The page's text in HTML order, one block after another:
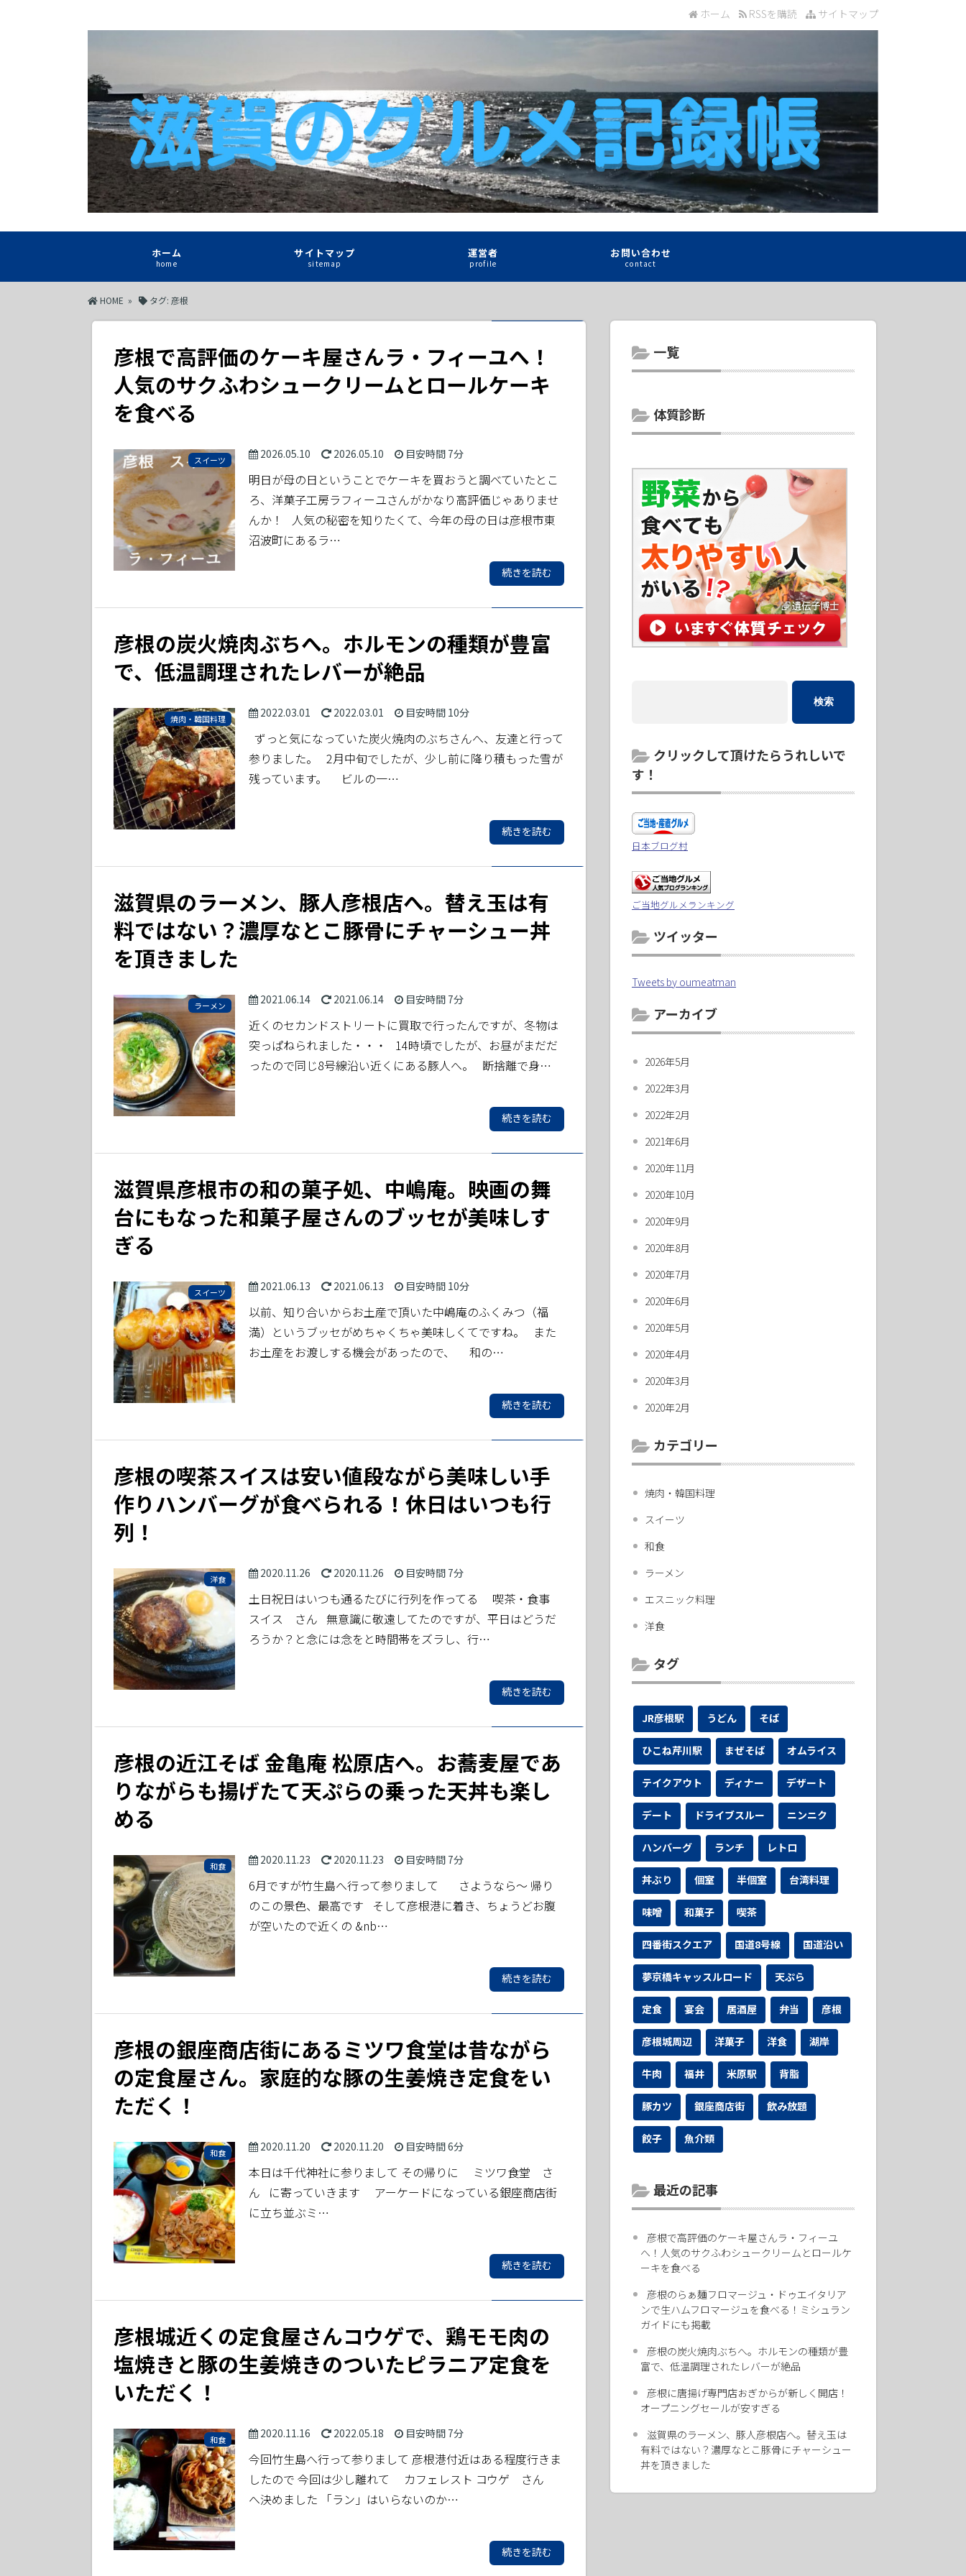
サイトマップ
RSSを購読
ホーム
ホーム
home
サイトマップ
sitemap
運営者
profile
お問い合わせ
contact
HOME » タグ: 彦根
彦根で高評価のケーキ屋さんラ・フィーユへ！
人気のサクふわシュークリームとロールケーキ
を食べる
スイーツ 2026.05.10 2026.05.10 目安時間 7分
明日が母の日ということでケーキを買おうと調べていたとこ
ろ、洋菓子工房ラフィーユさんがかなり高評価じゃありませ
んか！ 人気の秘密を知りたくて、今年の母の日は彦根市東
沼波町にあるラ…
続きを読む
彦根の炭火焼肉ぶちへ。ホルモンの種類が豊富
で、低温調理されたレバーが絶品
焼肉・韓国料理 2022.03.01 2022.03.01 目安時間 10分
ずっと気になっていた炭火焼肉のぶちさんへ、友達と行って
参りました。 2月中旬でしたが、少し前に降り積もった雪が
残っています。 ビルの一…
続きを読む
滋賀県のラーメン、豚人彦根店へ。替え玉は有
料ではない？濃厚なとこ豚骨にチャーシュー丼
を頂きました
ラーメン 2021.06.14 2021.06.14 目安時間 7分
近くのセカンドストリートに買取で行ったんですが、冬物は
突っぱねられました・・・ 14時頃でしたが、お昼がまだだ
ったので同じ8号線沿い近くにある豚人へ。 断捨離で身…
続きを読む
滋賀県彦根市の和の菓子処、中嶋庵。映画の舞
台にもなった和菓子屋さんのブッセが美味しす
ぎる
スイーツ 2021.06.13 2021.06.13 目安時間 10分
以前、知り合いからお土産で頂いた中嶋庵のふくみつ（福
満）というブッセがめちゃくちゃ美味しくてですね。 また
お土産をお渡しする機会があったので、 和の…
続きを読む
彦根の喫茶スイスは安い値段ながら美味しい手
作りハンバーグが食べられる！休日はいつも行
列！
洋食 2020.11.26 2020.11.26 目安時間 7分
土日祝日はいつも通るたびに行列を作ってる 喫茶・食事
スイス さん 無意識に敬遠してたのですが、平日はどうだ
ろうか？と念には念をと時間帯をズラし、行…
続きを読む
彦根の近江そば 金亀庵 松原店へ。お蕎麦屋であ
りながらも揚げたて天ぷらの乗った天丼も楽し
める
和食 2020.11.23 2020.11.23 目安時間 7分
6月ですが竹生島へ行って参りまして さようなら～ 帰り
のこの景色、最高です そして彦根港に着き、ちょうどお腹
が空いたので近くの &nb…
続きを読む
彦根の銀座商店街にあるミツワ食堂は昔ながら
の定食屋さん。家庭的な豚の生姜焼き定食をい
ただく！
和食 2020.11.20 2020.11.20 目安時間6分
本日は千代神社に参りまして その帰りに ミツワ食堂 さ
ん に寄っていきます アーケードになっている銀座商店街
に立ち並ぶミ…
続きを読む
彦根城近くの定食屋さんコウゲで、鶏モモ肉の
塩焼きと豚の生姜焼きのついたピラニア定食を
いただく！
和食 2020.11.16 2022.05.18 目安時間 7分
今回竹生島へ行って参りまして 彦根港付近はある程度行きま
したので 今回は少し離れて カフェレスト コウゲ さん
へ決めました 「ラン」はいらないのか…
続きを読む
一覧
体質診断
クリックして頂けたらうれしいで
す！
日本ブログ村
ご当地グルメランキング
ツイッター
Tweets by oumeatman
アーカイブ
2026年5月
2022年3月
2022年2月
2021年6月
2020年11月
2020年10月
2020年9月
2020年8月
2020年7月
2020年6月
2020年5月
2020年4月
2020年3月
2020年2月
カテゴリー
焼肉・韓国料理
スイーツ
和食
ラーメン
エスニック料理
洋食
タグ
JR彦根駅 うどん そば
ひこね芹川駅 まぜそば オムライス
テイクアウト ディナー デザート
デート ドライブスルー ニンニク
ハンバーグ ランチ レトロ
丼ぶり 個室 半個室 台湾料理
味噌 和菓子 喫茶
四番街スクエア 国道8号線 国道沿い
夢京橋キャッスルロード 天ぷら
定食 宴会 居酒屋 弁当 彦根
彦根城周辺 洋菓子 洋食 湖岸
牛肉 福井 米原駅 背脂
豚カツ 銀座商店街 飲み放題
餃子 魚介類
最近の記事
彦根で高評価のケーキ屋さんラ・フィーユ
へ！人気のサクふわシュークリームとロールケ
ーキを食べる
彦根のらぁ麺フロマージュ・ドゥエイタリア
ンで生ハムフロマージュを食べる！ミシュラン
ガイドにも掲載
彦根の炭火焼肉ぶちへ。ホルモンの種類が豊
富で、低温調理されたレバーが絶品
彦根に唐揚げ専門店おぎからが新しく開店！
オープニングセールが安すぎる
滋賀県のラーメン、豚人彦根店へ。替え玉は
有料ではない？濃厚なとこ豚骨にチャーシュー
丼を頂きました